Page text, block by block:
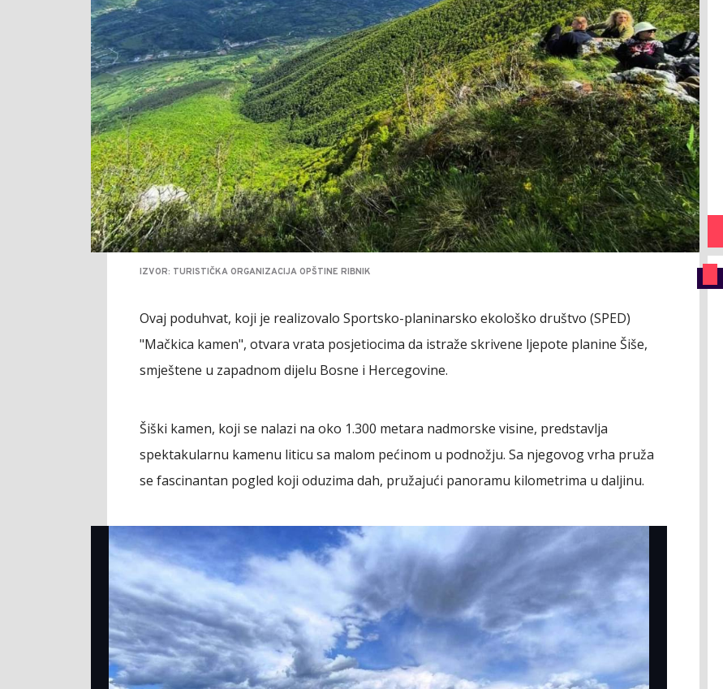
IZVOR: TURISTIČKA ORGANIZACIJA OPŠTINE RIBNIK
Ovaj poduhvat, koji je realizovalo Sportsko-planinarsko ekološko društvo (SPED)
"Mačkica kamen", otvara vrata posjetiocima da istraže skrivene ljepote planine Šiše,
smještene u zapadnom dijelu Bosne i Hercegovine.
Šiški kamen, koji se nalazi na oko 1.300 metara nadmorske visine, predstavlja
spektakularnu kamenu liticu sa malom pećinom u podnožju. Sa njegovog vrha pruža
se fascinantan pogled koji oduzima dah, pružajući panoramu kilometrima u daljinu.